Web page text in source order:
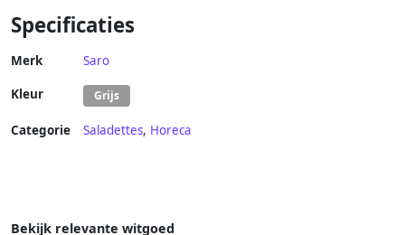
Specificaties
Merk Saro
Kleur Grijs
Categorie Saladettes, Horeca
Bekijk relevante witgoed